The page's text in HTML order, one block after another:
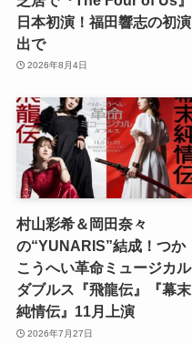
日本初演！福田響志の初演
出で
2026年8月4日
村山彩希＆岡田奈々
の“YUNARIS”結成！つか
こうへい革命ミュージカル
ダブルス『飛龍伝』『幕末
純情伝』11月上演
2026年7月27日